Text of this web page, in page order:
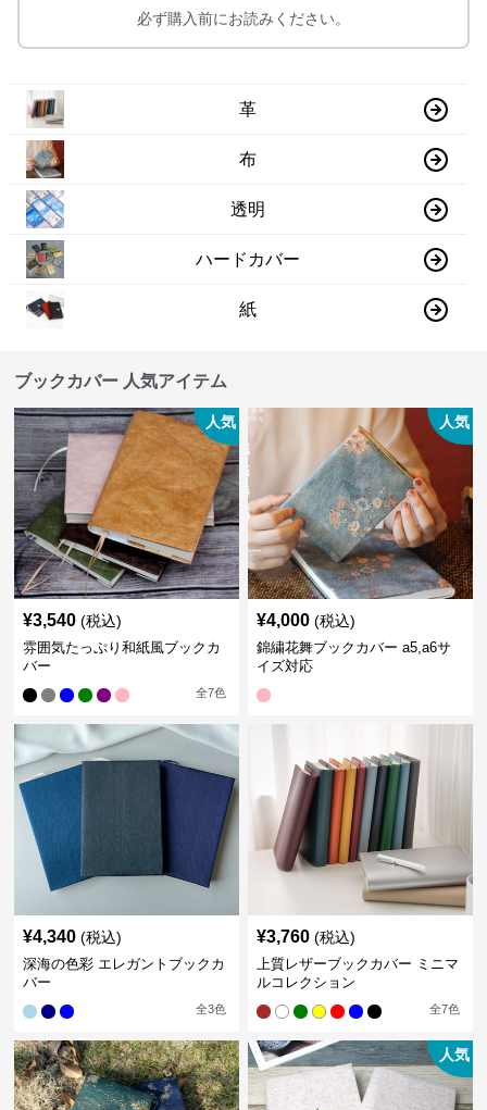
必ず購入前にお読みください。
革
布
透明
ハードカバー
紙
ブックカバー 人気アイテム
人気
¥3,540 (税込)
雰囲気たっぷり和紙風ブックカ
バー
全7色
人気
¥4,000 (税込)
錦繍花舞ブックカバー a5,a6サ
イズ対応
¥4,340 (税込)
深海の色彩 エレガントブックカ
バー
全3色
¥3,760 (税込)
上質レザーブックカバー ミニマ
ルコレクション
全7色
人気